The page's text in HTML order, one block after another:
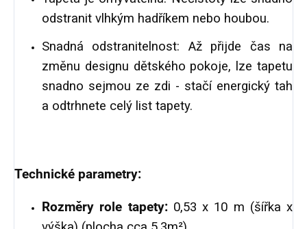
odstranit vlhkým hadříkem nebo houbou.
Snadná odstranitelnost: Až přijde čas na
změnu designu dětského pokoje, lze tapetu
snadno sejmou ze zdi - stačí energický tah
a odtrhnete celý list tapety.
Technické parametry:
Rozměry role tapety:0,53 x 10 m (šířka x